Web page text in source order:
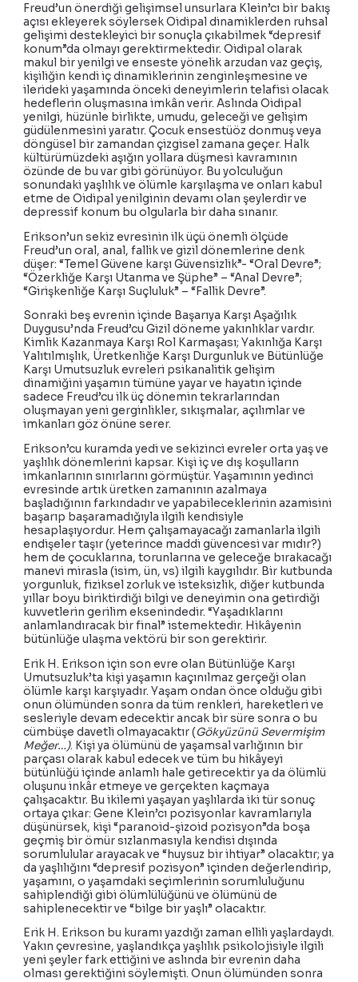
Freud’un önerdiği gelişimsel unsurlara Klein’cı bir bakış
açısı ekleyerek söylersek Oidipal dinamiklerden ruhsal
gelişimi destekleyici bir sonuçla çıkabilmek “depresif
konum”da olmayı gerektirmektedir. Oidipal olarak
makul bir yenilgi ve enseste yönelik arzudan vaz geçiş,
kişiliğin kendi iç dinamiklerinin zenginleşmesine ve
ilerideki yaşamında önceki deneyimlerin telafisi olacak
hedeflerin oluşmasına imkân verir. Aslında Oidipal
yenilgi, hüzünle birlikte, umudu, geleceği ve gelişim
güdülenmesini yaratır. Çocuk ensestüöz donmuş veya
döngüsel bir zamandan çizgisel zamana geçer. Halk
kültürümüzdeki aşığın yollara düşmesi kavramının
özünde de bu var gibi görünüyor. Bu yolculuğun
sonundaki yaşlılık ve ölümle karşılaşma ve onları kabul
etme de Oidipal yenilginin devamı olan şeylerdir ve
depressif konum bu olgularla bir daha sınanır.
Erikson’un sekiz evresinin ilk üçü önemli ölçüde
Freud’un oral, anal, fallik ve gizil dönemlerine denk
düşer: “Temel Güvene karşı Güvensizlik”- “Oral Devre”;
“Özerkliğe Karşı Utanma ve Şüphe” – “Anal Devre”;
“Girişkenliğe Karşı Suçluluk” – “Fallik Devre”.
Sonraki beş evrenin içinde Başarıya Karşı Aşağılık
Duygusu’nda Freud’cu Gizil döneme yakınlıklar vardır.
Kimlik Kazanmaya Karşı Rol Karmaşası; Yakınlığa Karşı
Yalıtılmışlık, Üretkenliğe Karşı Durgunluk ve Bütünlüğe
Karşı Umutsuzluk evreleri psikanalitik gelişim
dinamiğini yaşamın tümüne yayar ve hayatın içinde
sadece Freud’cu ilk üç dönemin tekrarlarından
oluşmayan yeni gerginlikler, sıkışmalar, açılımlar ve
imkanları göz önüne serer.
Erikson’cu kuramda yedi ve sekizinci evreler orta yaş ve
yaşlılık dönemlerini kapsar. Kişi iç ve dış koşulların
imkanlarının sınırlarını görmüştür. Yaşamının yedinci
evresinde artık üretken zamanının azalmaya
başladığının farkındadır ve yapabileceklerinin azamisini
başarıp başaramadığıyla ilgili kendisiyle
hesaplaşıyordur. Hem çalışamayacağı zamanlarla ilgili
endişeler taşır (yeterince maddi güvencesi var mıdır?)
hem de çocuklarına, torunlarına ve geleceğe bırakacağı
manevi mirasla (isim, ün, vs) ilgili kaygılıdır. Bir kutbunda
yorgunluk, fiziksel zorluk ve isteksizlik, diğer kutbunda
yıllar boyu biriktirdiği bilgi ve deneyimin ona getirdiği
kuvvetlerin gerilim eksenindedir. “Yaşadıklarını
anlamlandıracak bir final” istemektedir. Hikâyenin
bütünlüğe ulaşma vektörü bir son gerektirir.
Erik H. Erikson için son evre olan Bütünlüğe Karşı
Umutsuzluk’ta kişi yaşamın kaçınılmaz gerçeği olan
ölümle karşı karşıyadır. Yaşam ondan önce olduğu gibi
onun ölümünden sonra da tüm renkleri, hareketleri ve
sesleriyle devam edecektir ancak bir süre sonra o bu
cümbüşe davetli olmayacaktır (Gökyüzünü Severmişim
Meğer…). Kişi ya ölümünü de yaşamsal varlığının bir
parçası olarak kabul edecek ve tüm bu hikâyeyi
bütünlüğü içinde anlamlı hale getirecektir ya da ölümlü
oluşunu inkâr etmeye ve gerçekten kaçmaya
çalışacaktır. Bu ikilemi yaşayan yaşlılarda iki tür sonuç
ortaya çıkar: Gene Klein’cı pozisyonlar kavramlarıyla
düşünürsek, kişi “paranoid-şizoid pozisyon”da boşa
geçmiş bir ömür sızlanmasıyla kendisi dışında
sorumlulular arayacak ve “huysuz bir ihtiyar” olacaktır; ya
da yaşlılığını “depresif pozisyon” içinden değerlendirip,
yaşamını, o yaşamdaki seçimlerinin sorumluluğunu
sahiplendiği gibi ölümlülüğünü ve ölümünü de
sahiplenecektir ve “bilge bir yaşlı” olacaktır.
Erik H. Erikson bu kuramı yazdığı zaman ellili yaşlardaydı.
Yakın çevresine, yaşlandıkça yaşlılık psikolojisiyle ilgili
yeni şeyler fark ettiğini ve aslında bir evrenin daha
olması gerektiğini söylemişti. Onun ölümünden sonra